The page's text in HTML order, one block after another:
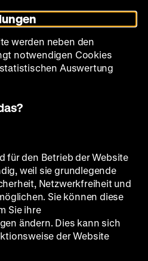
(verlängert bis 1. Januar
der Ausstellungshalle
werden neben den
notwendigen Cookies
Auswertung
für den Betrieb der Website
weil sie grundlegende
Netzwerkfreiheit und
Sie können diese
Sie ihre
ändern. Dies kann sich
der Website